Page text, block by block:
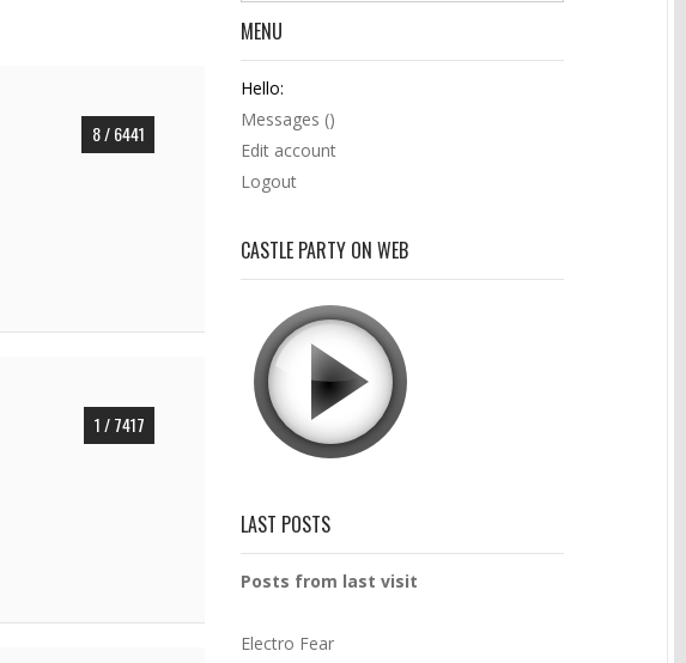
8 / 6441
1 / 7417
MENU
Hello:
Messages ()
Edit account
Logout
CASTLE PARTY ON WEB
LAST POSTS
Posts from last visit
Electro Fear